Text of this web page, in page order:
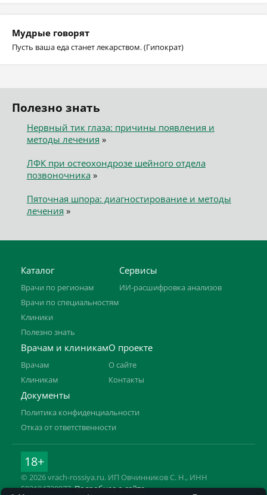
Мудрые говорят
Пусть ваша еда станет лекарством. (Гипократ)
Полезно знать
Нервный тик глаза: причины появления и
методы лечения »
ЛФК при остеохондрозе шейного отдела
позвоночника»
Пяточная шпора: диагностирование и методы
лечения »
Каталог
Врачи по регионам
Врачи по специальностям
Клиники
Полезно знать
Сервисы
ИИ-расшифровка анализов
Врачам и клиникам
Врачам
Клиникам
О проекте
О сайте
Контакты
Документы
Политика конфиденциальности
Отказ от ответственности
18+
© 2026 vrach-rossiya.ru. ИП Овчинников С. Н., ИНН
592104728977.Подробнее о сайте